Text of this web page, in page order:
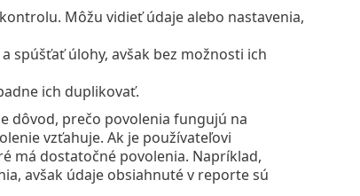
Môžu vidieť údaje alebo nastavenia,
spúšťať úlohy, avšak bez možnosti ich
ich duplikovať.
dôvod, prečo povolenia fungujú na
vzťahuje. Ak je používateľovi
má dostatočné povolenia. Napríklad,
avšak údaje obsiahnuté v reporte sú